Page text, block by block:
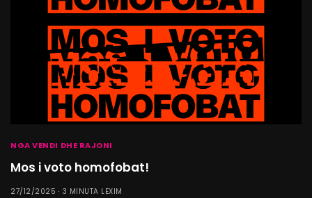
NGA VENDI DHE RAJONI
Mos i voto homofobat!
27/12/2025 3 MINUTA LEXIM